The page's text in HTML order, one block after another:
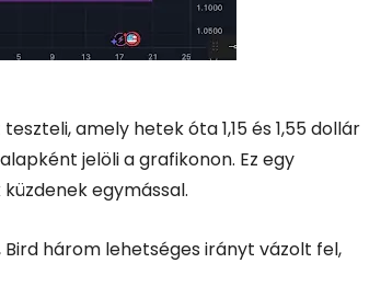
amely hetek óta 1,15 és 1,55 dollár
jelöli a grafikonon. Ez egy
egymással.
három lehetséges irányt vázolt fel,